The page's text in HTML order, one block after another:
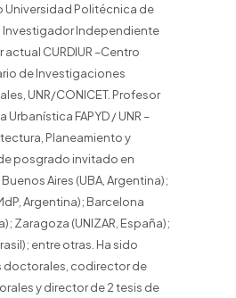
Universidad Politécnica de
Investigador Independiente
actual CURDIUR –Centro
de Investigaciones
UNR/CONICET. Profesor
Urbanística FAPYD / UNR –
Planeamiento y
posgrado invitado en
Aires (UBA, Argentina);
Argentina); Barcelona
Zaragoza (UNIZAR, España);
entre otras. Ha sido
doctorales, codirector de
y director de 2 tesis de